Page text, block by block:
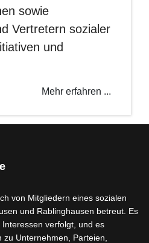
sowie
Vertretern sozialer
und
Mehr erfahren ...
von Mitgliedern eines sozialen
und Rablinghausen betreut. Es
verfolgt, und es
Unternehmen, Parteien,